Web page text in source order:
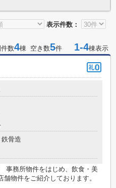
表示件数：
数4棟 空き数5件 1-4棟表示
鉄骨造
事務所物件をはじめ、飲食・美
物件をご紹介しております。